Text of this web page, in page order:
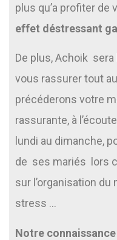
plus qu’a profiter de
effet déstressant
De plus, Achoik
vous rassurer tout
précéderons votre
rassurante, à
lundi au dimanche,
de ses mariés lors
sur l’organisation
stress …
Notre